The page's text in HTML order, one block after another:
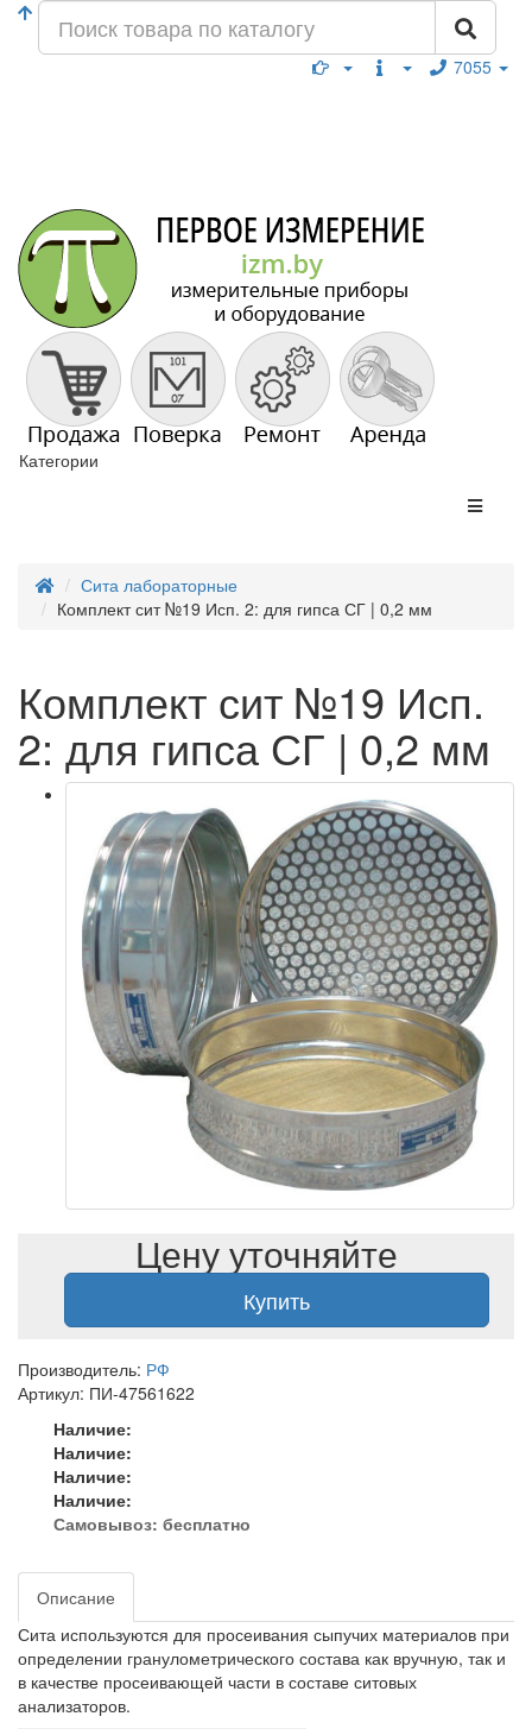
7055
Категории
Сита лабораторные
Комплект сит №19 Исп. 2: для гипса СГ | 0,2 мм
Комплект сит №19 Исп.
2: для гипса СГ | 0,2 мм
Цену уточняйте
Купить
Производитель: РФ
Артикул: ПИ-47561622
Наличие:
Наличие:
Наличие:
Наличие:
Самовывоз: бесплатно
Описание
Сита используются для просеивания сыпучих материалов при
определении гранулометрического состава как вручную, так и
в качестве просеивающей части в составе ситовых
анализаторов.